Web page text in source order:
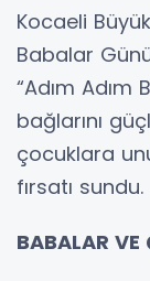
Kocaeli
Babalar
“Adım
bağlarını
çocuklara
fırsatı sundu.
BABALAR VE